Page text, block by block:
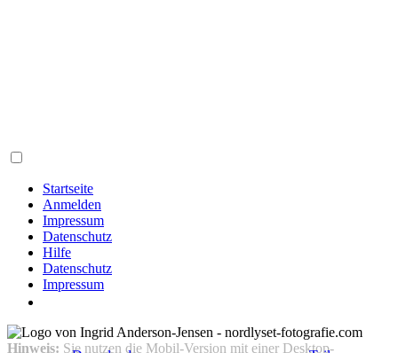
Startseite
Anmelden
Impressum
Datenschutz
Hilfe
Datenschutz
Impressum
Hinweis: Sie nutzen die Mobil-Version mit einer Desktop-